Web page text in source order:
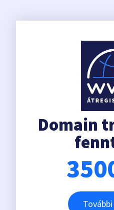
Domain